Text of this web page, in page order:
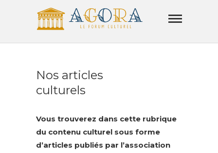
Agora
LE FORUM CULTUREL
Nos articles
culturels
Vous trouverez dans cette rubrique
du contenu culturel sous forme
d’articles publiés par l’association